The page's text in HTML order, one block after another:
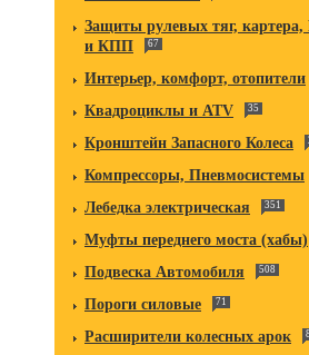
Защиты рулевых тяг,
и КПП
67
Интерьер, комфорт, отопители
Квадроциклы и ATV 35
Кронштейн Запасного Колеса
Компрессоры, Пневмосистемы
Лебедка электрическая 351
Муфты переднего моста (хабы)
Подвеска Автомобиля 508
Пороги силовые 71
Расширители колесных арок